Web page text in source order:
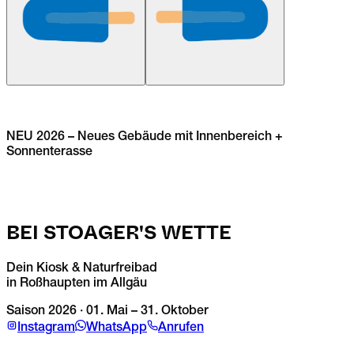
NEU 2026 – Neues Gebäude mit Innenbereich +
Sonnenterasse
BEI STOAGER'S WETTE
Dein Kiosk & Naturfreibad
in Roßhaupten im Allgäu
Saison 2026 · 01. Mai – 31. Oktober
Instagram
WhatsApp Anrufen